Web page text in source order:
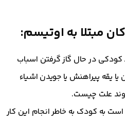
مبتلا به اوتیسم:
کودکی در حال گاز گرفتن اسباب
یقه پیراهنش یا جویدن اشیاء
علت چیست.
به کودک به خاطر انجام این کار